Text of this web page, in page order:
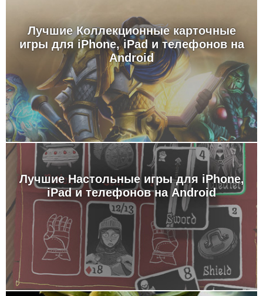
Лучшие Коллекционные карточные
игры для iPhone, iPad и телефонов на
Android
Лучшие Настольные игры для iPhone,
iPad и телефонов на Android